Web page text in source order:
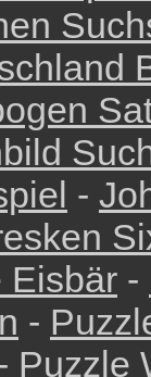
-
Eisbär -
-
Puzzle